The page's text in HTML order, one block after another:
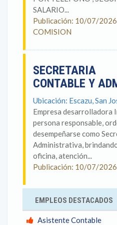
SALARIO...
Publicación: 10/07/2026
COMISION
SECRETARIA
CONTABLE Y
Ubicación: Escazu, San
Empresa desarrolladora
persona responsable,
desempeñarse como
Administrativa,
oficina, atención...
Publicación: 10/07/
EMPLEOS DESTACADOS
Asistente Contable